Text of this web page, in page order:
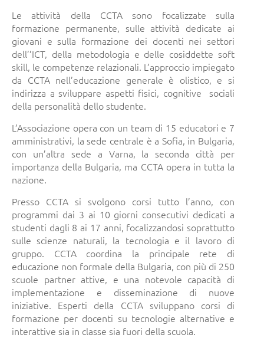
Le attività della CCTA sono focalizzate sulla
formazione permanente, sulle attività dedicate ai
giovani e sulla formazione dei docenti nei settori
dell’’ICT, della metodologia e delle cosiddette soft
skill, le competenze relazionali. L’approccio impiegato
da CCTA nell’educazione generale è olistico, e si
indirizza a sviluppare aspetti fisici, cognitive sociali
della personalità dello studente.
L’Associazione opera con un team di 15 educatori e 7
amministrativi, la sede centrale è a Sofia, in Bulgaria,
con un’altra sede a Varna, la seconda città per
importanza della Bulgaria, ma CCTA opera in tutta la
nazione.
Presso CCTA si svolgono corsi tutto l’anno, con
programmi dai 3 ai 10 giorni consecutivi dedicati a
studenti dagli 8 ai 17 anni, focalizzandosi soprattutto
sulle scienze naturali, la tecnologia e il lavoro di
gruppo. CCTA coordina la principale rete di
educazione non formale della Bulgaria, con più di 250
scuole partner attive, e una notevole capacità di
implementazione e disseminazione di nuove
iniziative. Esperti della CCTA sviluppano corsi di
formazione per docenti su tecnologie alternative e
interattive sia in classe sia fuori della scuola.